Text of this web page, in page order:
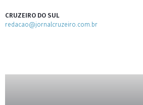
CRUZEIRO DO SUL
redacao@jornalcruzeiro.com.br